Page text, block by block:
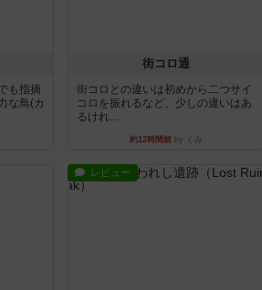
も指摘
な鳥(カ
街コロ通
街コロとの違いは初めから二つサイ
コロを振れるなど、少しの違いはあ
るけれ...
約12時間前 by くみ
レビュー